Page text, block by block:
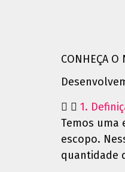
CONHEÇA O
1.
Temos uma
escopo.
quantidade